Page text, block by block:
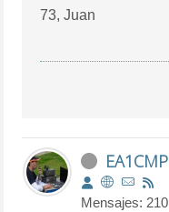
73, Juan
EA1CMP
Mensajes: 210